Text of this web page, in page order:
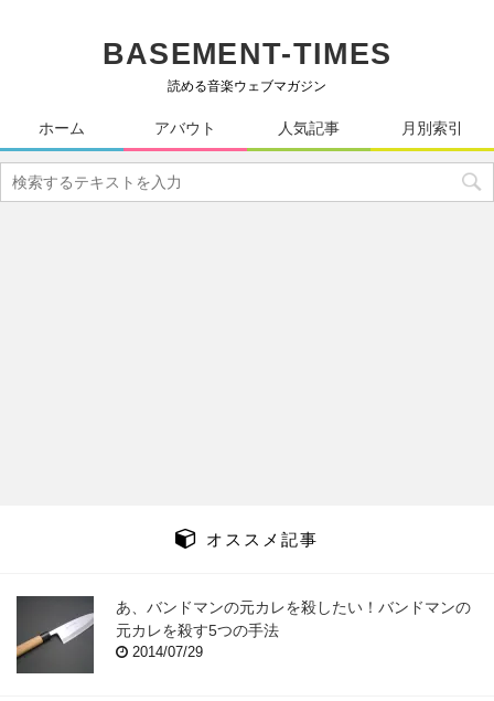
BASEMENT-TIMES
読める音楽ウェブマガジン
ホーム アバウト 人気記事 月別索引
オススメ記事
あ、バンドマンの元カレを殺したい！バンドマンの
元カレを殺す5つの手法
2014/07/29